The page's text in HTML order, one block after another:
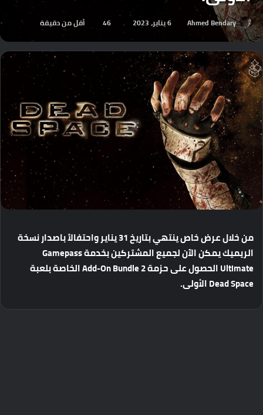
Ahmed Bendary 6 يناير، 2023 46 أقل من دقيقة
منخلالعرضخاصينتهيبتاريخ ينايرواحتفالاًباصدارنسخة
الريميكيمكنالآنلجميعالمشتركينبخدمةGamepass
Ultimateالحصولعلىحزمة الخاصةبلعبة
Dead Spaceالأولى.